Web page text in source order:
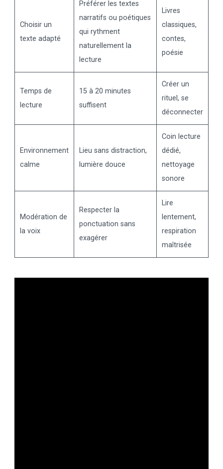
Choisir un
texte adapté
Préférer les textes
narratifs ou poétiques
qui rythment
naturellement la
lecture
Livres
classiques,
contes,
poésie
Temps de
lecture
15 à 20 minutes
suffisent
Créer un
rituel, se
déconnecter
Environnement
calme
Lieu sans distraction,
lumière douce
Coin lecture
dédié,
nettoyage
sonore
Modération de
la voix
Respecter la
ponctuation sans
exagérer
Lire
lentement,
respiration
maîtrisée